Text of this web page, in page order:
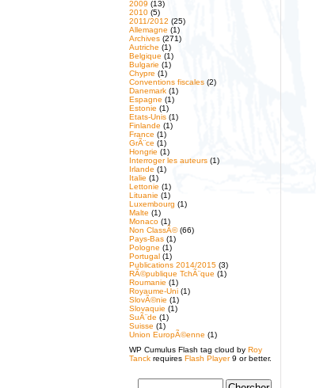
2009 (13)
2010 (5)
2011/2012 (25)
Allemagne (1)
Archives (271)
Autriche (1)
Belgique (1)
Bulgarie (1)
Chypre (1)
Conventions fiscales (2)
Danemark (1)
Espagne (1)
Estonie (1)
Etats-Unis (1)
Finlande (1)
France (1)
GrÃ¨ce (1)
Hongrie (1)
Interroger les auteurs (1)
Irlande (1)
Italie (1)
Lettonie (1)
Lituanie (1)
Luxembourg (1)
Malte (1)
Monaco (1)
Non ClassÃ©(66)
Pays-Bas (1)
Pologne (1)
Portugal (1)
Publications 2014/2015 (3)
RÃ©publique TchÃ¨que (1)
Roumanie (1)
Royaume-Uni (1)
SlovÃ©nie (1)
Slovaquie (1)
SuÃ¨de (1)
Suisse (1)
Union EuropÃ©enne (1)
WP Cumulus Flash tag cloud by Roy
Tanck requires Flash Player9 or better.